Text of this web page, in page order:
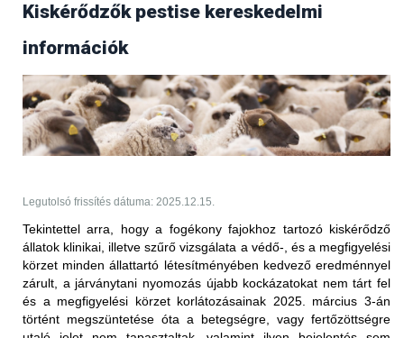
Kiskérődzők pestise kereskedelmi
információk
Legutolsó frissítés dátuma: 2025.12.15.
Tekintettel arra, hogy a fogékony fajokhoz tartozó kiskérődző
állatok klinikai, illetve szűrő vizsgálata a védő-, és a megfigyelési
körzet minden állattartó létesítményében kedvező eredménnyel
zárult, a járványtani nyomozás újabb kockázatokat nem tárt fel
és a megfigyelési körzet korlátozásainak 2025. március 3-án
történt megszüntetése óta a betegségre, vagy fertőzöttségre
Frissítés (2025.09.17.)
Az Egyesült Arab Emírségek állategészségügyi
hatóságától 2025. szeptember 17-én érkezett
tájékoztatás értelmében több bejelentésköteles
betegség kapcsán isfeloldottáka korábban elrendelt
kereskedelmi tiltást.
PPR - nem hőkezelt juh-, kecske- és
Korlátozott terület:
Magyarország teljes területe (2025.05.27-én érkezett
értesítés alapján)
Korlátozott állat/ termék:
vörös hús és az abból készült termékek (juh és kecske),